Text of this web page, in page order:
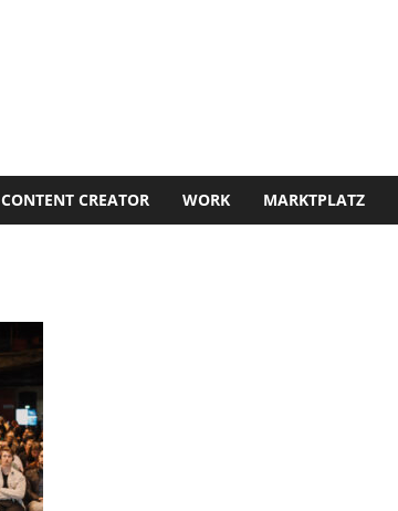
CONTENT CREATOR WORK MARKTPLATZ